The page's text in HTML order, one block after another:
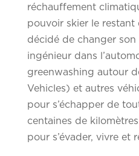
réchauffement
pouvoir skier le restant
décidé de changer
ingénieur dans
greenwashing autour
Vehicles) et autres
pour s’échapper de
centaines de
pour s’évader, vivre et